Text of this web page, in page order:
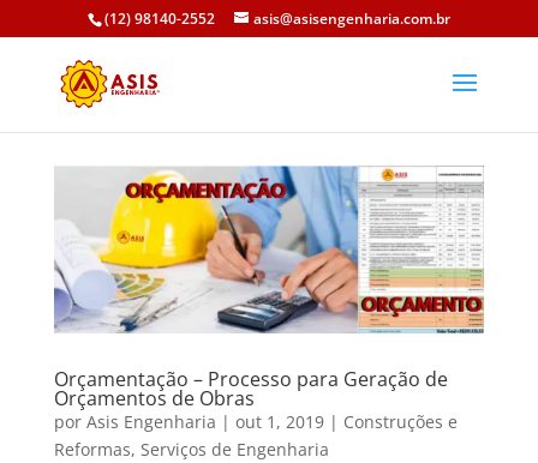
(12) 98140-2552 asis@asisengenharia.com.br
Orçamentação – Processo para Geração de
Orçamentos de Obras
por Asis Engenharia | out 1, 2019| Construções e
Reformas, Serviços de Engenharia